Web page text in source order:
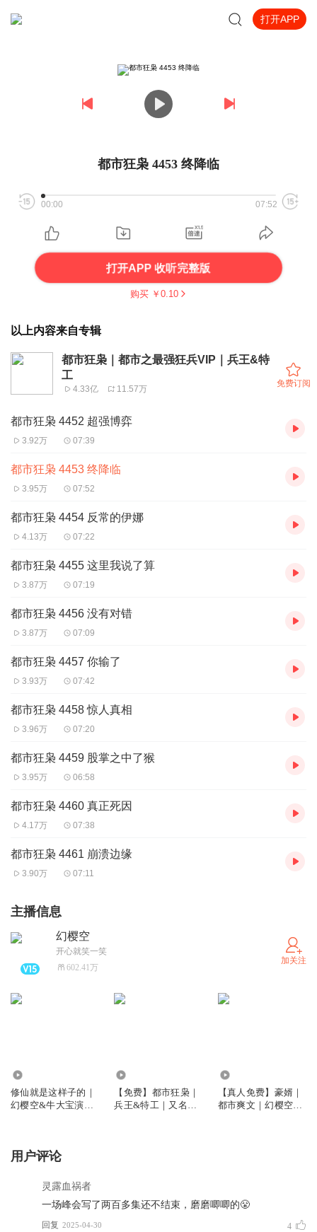
打开APP
都市狂枭 4453 终降临
00:00 07:52
打开APP 收听完整版
购买 ￥ 0.10
以上内容来自专辑
都市狂枭｜都市之最强狂兵VIP｜兵王&特
工
4.33亿 11.57万
免费订阅
都市狂枭 4452 超强博弈
3.92万 07:39
都市狂枭 4453 终降临
3.95万 07:52
都市狂枭 4454 反常的伊娜
4.13万 07:22
都市狂枭 4455 这里我说了算
3.87万 07:19
都市狂枭 4456 没有对错
3.87万 07:09
都市狂枭 4457 你输了
3.93万 07:42
都市狂枭 4458 惊人真相
3.96万 07:20
都市狂枭 4459 股掌之中了猴
3.95万 06:58
都市狂枭 4460 真正死因
4.17万 07:38
都市狂枭 4461 崩溃边缘
3.90万 07:11
主播信息
幻樱空
开心就笑一笑
602.41万
加关注
修仙就是这样子的｜
幻樱空&牛大宝演播
【免费】都市狂枭｜
兵王&特工｜又名：
【真人免费】豪婿｜
都市爽文｜幻樱空｜
用户评论
灵露血祸者
一场峰会写了两百多集还不结束，磨磨唧唧的😤
回复 2025-04-30 4